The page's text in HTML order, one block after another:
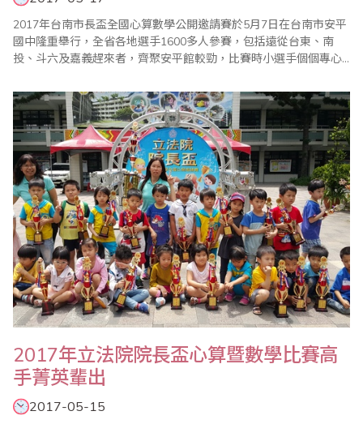
2017年台南市長盃全國心算數學公開邀請賽於5月7日在台南市安平
國中隆重舉行，全省各地選手1600多人參賽，包括遠從台東、南
投、斗六及嘉義趕來者，齊聚安平館較勁，比賽時小選手個個專心
今年增加高中組，試題依各組程度分級進行，其中以第三科限時40
秒加減算最為激烈，家長及指導老師均到場關心，並於會場二樓看
台觀看比賽情形，彷彿一場聯考，檢視..
2017年立法院院長盃心算暨數學比賽高
手菁英輩出
2017-05-15